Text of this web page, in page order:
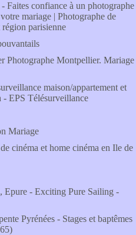
Faites confiance à un photographe
mariage | Photographe de
région parisienne
Photographe Montpellier. Mariage
maison/appartement et
- EPS Télésurveillance
Mariage
cinéma et home cinéma en Ile de
, Epure - Exciting Pure Sailing -
Pyrénées - Stages et baptêmes